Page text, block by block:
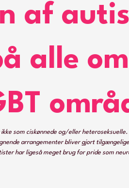
af
alle
som ciskønnede og/eller heteroseksuelle.
arrangementer bliver gjort
har ligeså meget brug for pride som